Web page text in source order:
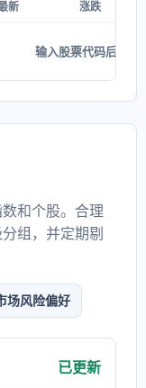
新 涨跌
输入股票代码后显示
和个股。合理
组，并定期剔
场风险偏好
已更新